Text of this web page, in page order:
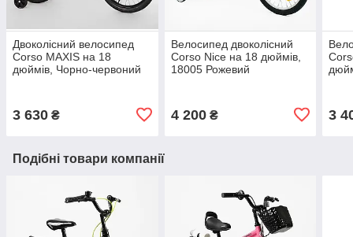
Двоколісний велосипед
Corso MAXIS на 18
дюймів, Чорно-червоний
3 630 ₴
Велосипед двоколісний
Corso Nice на 18 дюймів,
18005 Рожевий
4 200₴ 3
Подібні товари компанії